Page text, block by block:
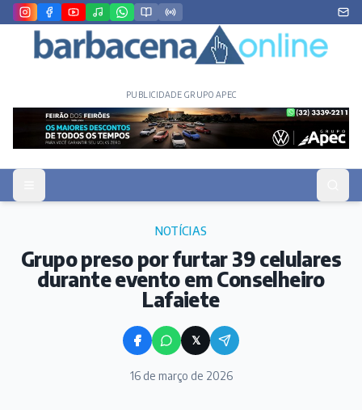
PUBLICIDADE GRUPO APEC
NOTÍCIAS
Grupo preso por furtar 39 celulares
durante evento em Conselheiro
Lafaiete
𝕏
16 de março de 2026